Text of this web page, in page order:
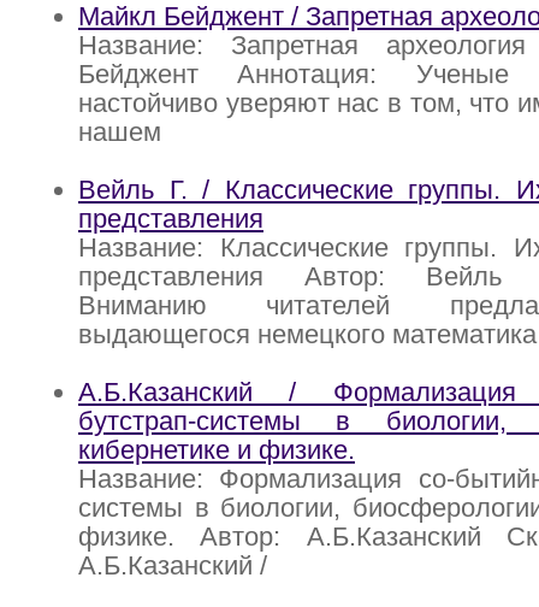
Майкл Бейджент / Запретная
Название: Запретная
Бейджент Аннотация: Ученые
настойчиво уверяют нас в том, что
нашем
Вейль Г. / Классические группы.
представления
Название: Классические группы.
представления Автор: Вейль
Вниманию читателей
выдающегося немецкого
А.Б.Казанский / Формализация
бутстрап-системы в биологии,
кибернетике и физике.
Название: Формализация со-
системы в биологии,
физике. Автор: А.Б.Казанский
А.Б.Казанский /